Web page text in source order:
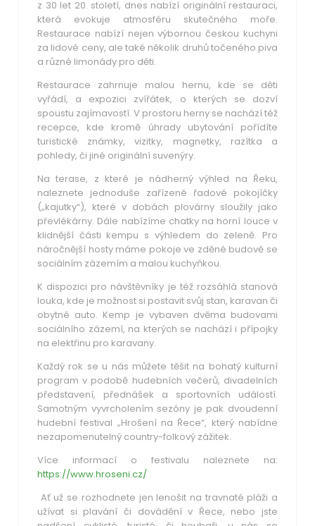
z 30 let 20. století, dnes nabízí originální restauraci,
která evokuje atmosféru skutečného moře.
Restaurace nabízí nejen výbornou českou kuchyni
za lidové ceny, ale také několik druhů točeného piva
a různé limonády pro děti.
Restaurace zahrnuje malou hernu, kde se děti
vyřádí, a expozici zvířátek, o kterých se dozví
spoustu zajímavostí. V prostoru herny se nachází též
recepce, kde kromě úhrady ubytování pořídíte
turistické známky, vizitky, magnetky, razítka a
pohledy, či jiné originální suvenýry.
Na terase, z které je nádherný výhled na Řeku,
naleznete jednoduše zařízené řadové pokojíčky
(„kajutky“), které v dobách plovárny sloužily jako
převlékárny. Dále nabízíme chatky na horní louce v
klidnější části kempu s výhledem do zeleně. Pro
náročnější hosty máme pokoje ve zděné budově se
sociálním zázemím a malou kuchyňkou.
K dispozici pro návštěvníky je též rozsáhlá stanová
louka, kde je možnost si postavit svůj stan, karavan či
obytné auto. Kemp je vybaven dvěma budovami
sociálního zázemí, na kterých se nachází i přípojky
na elektřinu pro karavany.
Každý rok se u nás můžete těšit na bohatý kulturní
program v podobě hudebních večerů, divadelních
představení, přednášek a sportovních událostí.
Samotným vyvrcholením sezóny je pak dvoudenní
hudební festival „Hrošení na Řece“, který nabídne
nezapomenutelný country-folkový zážitek.
Více informací o festivalu naleznete na:
https://www.hroseni.cz/
Ať už se rozhodnete jen lenošit na travnaté pláži a
užívat si plavání či dovádění v Řece, nebo jste